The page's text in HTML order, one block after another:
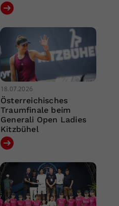
18.07.2026
Österreichisches
Traumfinale beim
Generali Open Ladies
Kitzbühel